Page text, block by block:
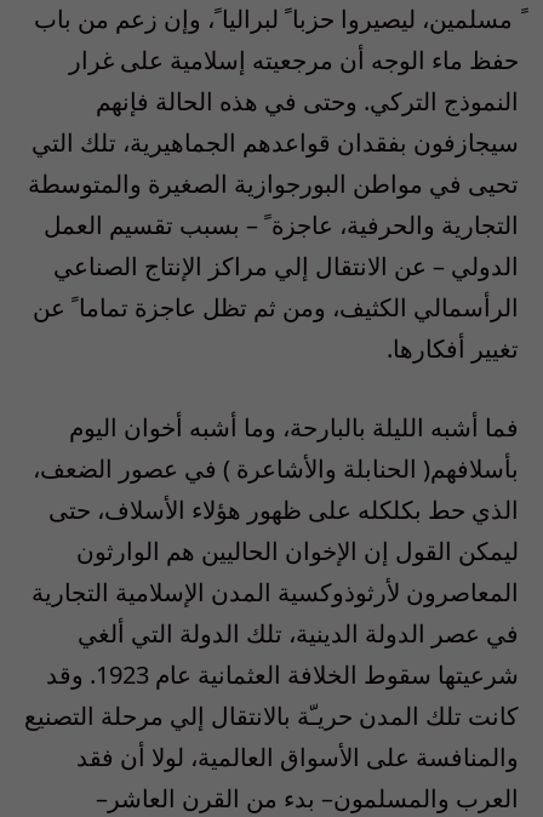
ً مسلمين، ليصيروا حزبا ً لبراليا ً، وإن زعم من باب
حفظ ماء الوجه أن مرجعيته إسلامية على غرار
النموذج التركي. وحتى في هذه الحالة فإنهم
سيجازفون بفقدان قواعدهم الجماهيرية، تلك التي
تحيى في مواطن البورجوازية الصغيرة والمتوسطة
التجارية والحرفية، عاجزة ً – بسبب تقسيم العمل
الدولي – عن الانتقال إلي مراكز الإنتاج الصناعي
الرأسمالي الكثيف، ومن ثم تظل عاجزة تماما ً عن
تغيير أفكارها.
فما أشبه الليلة بالبارحة، وما أشبه أخوان اليوم
بأسلافهم( الحنابلة والأشاعرة ) في عصور الضعف،
الذي حط بكلكله على ظهور هؤلاء الأسلاف، حتى
ليمكن القول إن الإخوان الحاليين هم الوارثون
المعاصرون لأرثوذوكسية المدن الإسلامية التجارية
في عصر الدولة الدينية، تلك الدولة التي ألغي
شرعيتها سقوط الخلافة العثمانية عام 1923. وقد
كانت تلك المدن حريـّة بالانتقال إلي مرحلة التصنيع
والمنافسة على الأسواق العالمية، لولا أن فقد
العرب والمسلمون– بدء من القرن العاشر–